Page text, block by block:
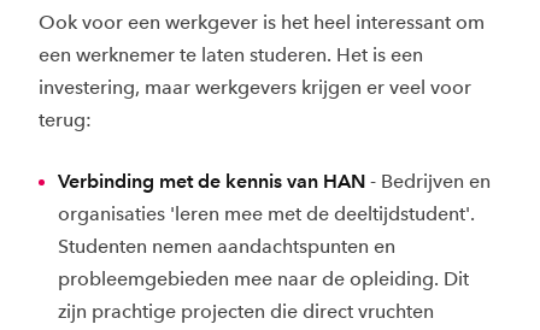
Ook voor een werkgever is het heel interessant om
een werknemer te laten studeren. Het is een
investering, maar werkgevers krijgen er veel voor
terug:
Verbinding met de kennis van HAN - Bedrijven en
organisaties 'leren mee met de deeltijdstudent'.
Studenten nemen aandachtspunten en
probleemgebieden mee naar de opleiding. Dit
zijn prachtige projecten die direct vruchten